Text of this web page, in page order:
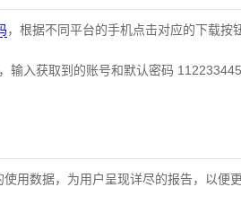
，根据不同平台的手机点击对应的下载按
输入获取到的账号和默认密码
用数据，为用户呈现详尽的报告，以便